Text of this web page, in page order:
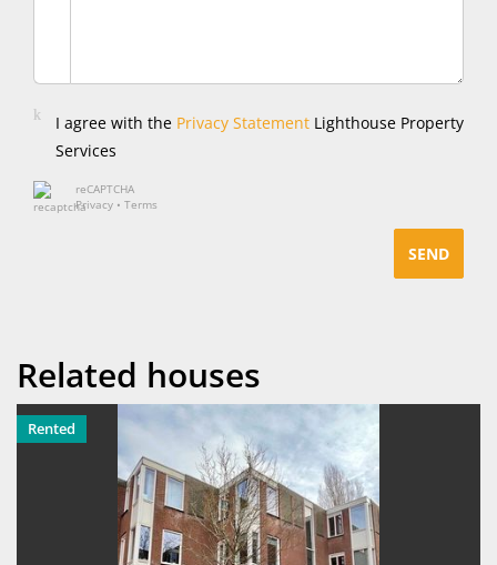
I agree with the Privacy Statement Lighthouse Property
Services
reCAPTCHA
Privacy • Terms
SEND
Related houses
Rented